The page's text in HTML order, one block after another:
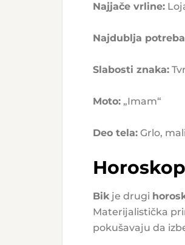
Najjače vrline:
Najdublja
Slabosti znaka:
Moto: „Imam“
Deo tela: Grlo,
Bikje drugi
Materijalistička
pokušavaju da